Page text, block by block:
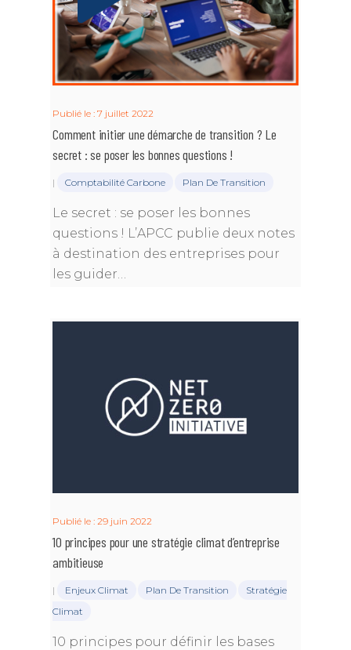
Publié le : 7 juillet 2022
Comment initier une démarche de transition ? Le
secret : se poser les bonnes questions !
| Comptabilité Carbone Plan De Transition
Le secret : se poser les bonnes
questions ! L’APCC publie deux notes
à destination des entreprises pour
les guider…
Publié le : 29 juin 2022
10 principes pour une stratégie climat d’entreprise
ambitieuse
| Enjeux Climat Plan De Transition
Stratégie
Climat
10 principes pour définir les bases